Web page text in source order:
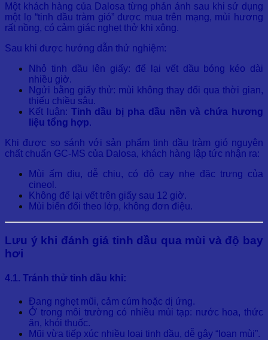
Một khách hàng của Dalosa từng phản ánh sau khi sử dụng
một lọ “tinh dầu tràm gió” được mua trên mạng, mùi hương
rất nồng, có cảm giác nghẹt thở khi xông.
Sau khi được hướng dẫn thử nghiệm:
Nhỏ tinh dầu lên giấy: để lại vết dầu bóng kéo dài
nhiều giờ.
Ngửi bằng giấy thử: mùi không thay đổi qua thời gian,
thiếu chiều sâu.
Kết luận: Tinh dầu bị pha dầu nền và chứa hương
liệu tổng hợp.
Khi được so sánh với sản phẩm tinh dầu tràm gió nguyên
chất chuẩn GC-MS của Dalosa, khách hàng lập tức nhận ra:
Mùi ấm dịu, dễ chịu, có độ cay nhẹ đặc trưng của
cineol.
Không để lại vết trên giấy sau 12 giờ.
Mùi biến đổi theo lớp, không đơn điệu.
Lưu ý khi đánh giá tinh dầu qua mùi và độ bay
hơi
4.1. Tránh thử tinh dầu khi:
Đang nghẹt mũi, cảm cúm hoặc dị ứng.
Ở trong môi trường có nhiều mùi tạp: nước hoa, thức
ăn, khói thuốc.
Mũi vừa tiếp xúc nhiều loại tinh dầu, dễ gây “loạn mùi”.